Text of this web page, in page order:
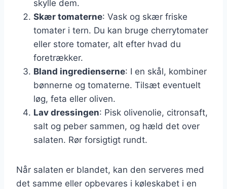
skylle dem.
Skær tomaterne: Vask og skær friske
tomater i tern. Du kan bruge cherrytomater
eller store tomater, alt efter hvad du
foretrækker.
Bland ingredienserne: I en skål, kombiner
bønnerne og tomaterne. Tilsæt eventuelt
løg, feta eller oliven.
Lav dressingen: Pisk olivenolie, citronsaft,
salt og peber sammen, og hæld det over
salaten. Rør forsigtigt rundt.
Når salaten er blandet, kan den serveres med
det samme eller opbevares i køleskabet i en